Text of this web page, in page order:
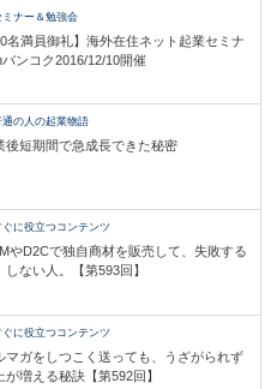
ミナー＆勉強会
名満員御礼】海外在住ネット起業セミナ
バンコク2016/12/10開催
通の人の起業物語
後短期間で急成長できた秘密
ぐに役立つコンテンツ
やD2Cで独自商材を販売して、失敗する
しない人。【第593回】
ぐに役立つコンテンツ
マガをしつこく送っても、うざがられず
が増える秘訣【第592回】